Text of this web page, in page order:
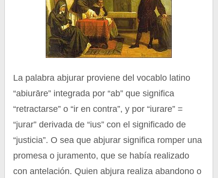
La palabra abjurar proviene del vocablo latino
“abiurāre” integrada por “ab” que significa
“retractarse” o “ir en contra”, y por “iurare” =
“jurar” derivada de “ius” con el significado de
“justicia”. O sea que abjurar significa romper una
promesa o juramento, que se había realizado
con antelación. Quien abjura realiza abandono o